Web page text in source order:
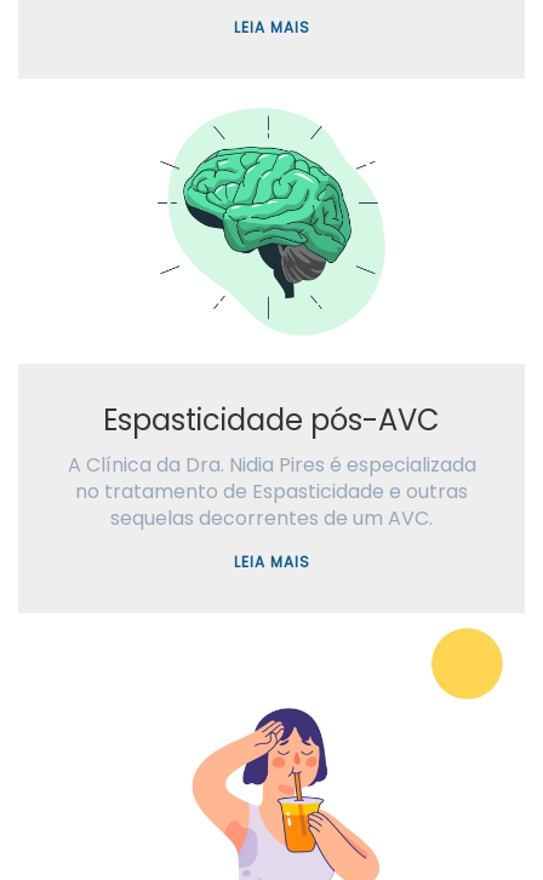
LEIA MAIS
Espasticidade pós-AVC
A Clínica da Dra. Nidia Pires é especializada
no tratamento de Espasticidade e outras
sequelas decorrentes de um AVC.
LEIA MAIS